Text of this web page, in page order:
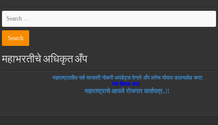
महाभरतीचे अधिकृत अँप
महाराष्ट्रातील सर्व सरकारी नोकरी अपडेट्स देणारे अँप लगेच मोफत डाउनलोड करा!
येथे क्लिक करा
महाराष्ट्राचे आपले रोजगार वार्तापत्र..!!